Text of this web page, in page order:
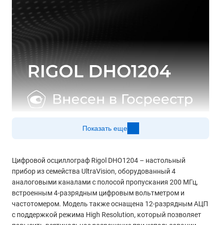
Показать еще
Цифровой осциллограф Rigol DHO1204 – настольный
прибор из семейства UltraVision, оборудованный 4
аналоговыми каналами с полосой пропускания 200 МГц,
встроенным 4-разрядным цифровым вольтметром и
частотомером. Модель также оснащена 12-разрядным АЦП
с поддержкой режима High Resolution, который позволяет